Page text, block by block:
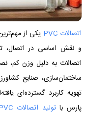
اتصالات PVC
یکی از
و نقش اساسی در اتصال،
اتصالات به دلیل وزن کم،
ساختمان‌سازی، صنایع
تهویه کاربرد گسترده‌ای
پارس باتولید اتصالات PVC